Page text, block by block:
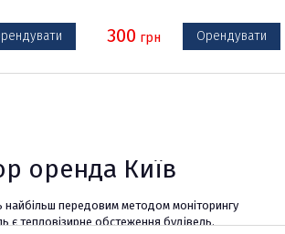
300 грн Орендувати
оренда Київ
найбільш передовим методом моніторингу
є тепловізирне обстеження будівель.